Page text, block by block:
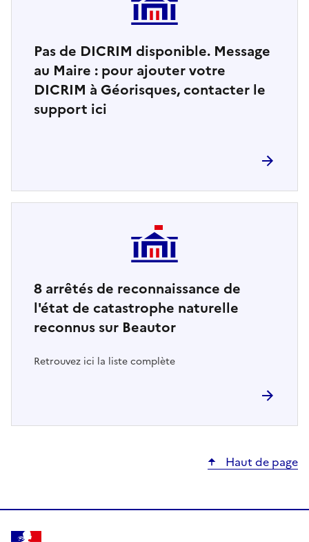
Pas de DICRIM disponible. Message
au Maire : pour ajouter votre
DICRIM à Géorisques, contacter le
support ici
8 arrêtés de reconnaissance de
l'état de catastrophe naturelle
reconnus sur Beautor
Retrouvez ici la liste complète
Haut de page